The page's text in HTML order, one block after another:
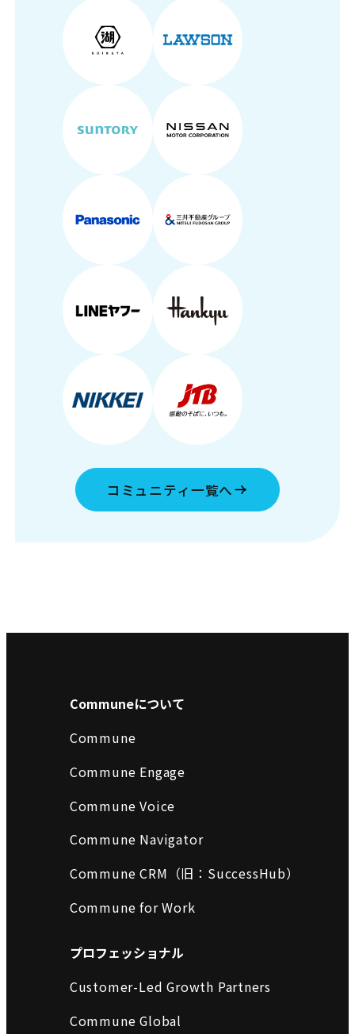
コミュニティ一覧へ
Communeについて
Commune
Commune Engage
Commune Voice
Commune Navigator
Commune CRM（旧：SuccessHub）
Commune for Work
プロフェッショナル
Customer-Led Growth Partners
Commune Global